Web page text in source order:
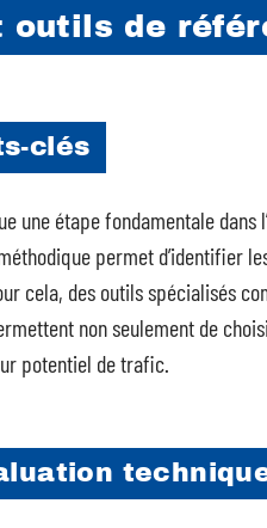
outils de
clés
une étape fondamentale dans
permet d’identifier
cela, des outils spécialisés
non seulement de
potentiel de trafic.